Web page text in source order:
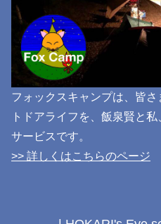
フォックスキャンプは、皆
トドアライフを、飯泉賢と
サービスです。
>> 詳しくはこちらのページ